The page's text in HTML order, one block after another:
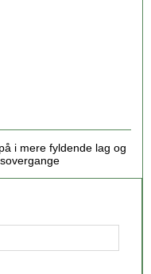
i mere fyldende lag og